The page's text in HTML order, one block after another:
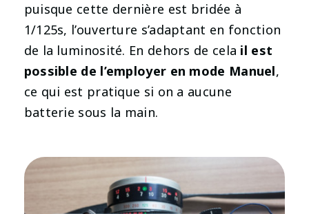
puisque cette dernière est bridée à
1/125s, l’ouverture s’adaptant en fonction
de la luminosité. En dehors de cela il est
possible de l’employer en mode Manuel,
ce qui est pratique si on a aucune
batterie sous la main.